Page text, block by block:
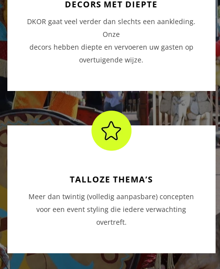
DECORS MET DIEPTE
DKOR gaat veel verder dan slechts een aankleding.
Onze
decors hebben diepte en vervoeren uw gasten op
overtuigende wijze.
TALLOZE THEMA’S
Meer dan twintig (volledig aanpasbare) concepten
voor een event styling die iedere verwachting
overtreft.